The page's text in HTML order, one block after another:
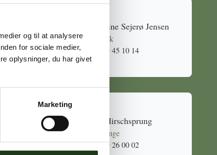
og til at analysere
for sociale medier,
oplysninger, du har givet
Marketing
Caroline Sejerø Jensen
Holbæk
59 45 10 14
Mia Hirschsprung
Svinninge
59 26 00 02